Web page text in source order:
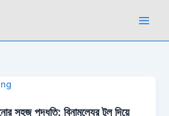
সহজ পদ্ধতি: বিনামূল্যের টুল দিয়ে